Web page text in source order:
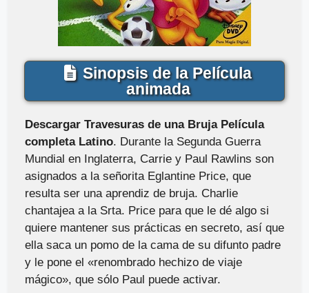
Sinopsis de la Película
animada
Descargar Travesuras de una Bruja Película
completa Latino. Durante la Segunda Guerra
Mundial en Inglaterra, Carrie y Paul Rawlins son
asignados a la señorita Eglantine Price, que
resulta ser una aprendiz de bruja. Charlie
chantajea a la Srta. Price para que le dé algo si
quiere mantener sus prácticas en secreto, así que
ella saca un pomo de la cama de su difunto padre
y le pone el «renombrado hechizo de viaje
mágico», que sólo Paul puede activar.